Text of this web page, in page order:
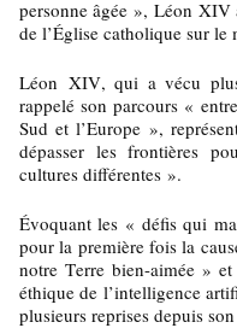
personne âgée », Léon
de l’Église catholique sur le
Léon XIV, qui a vécu
rappelé son parcours «
Sud et l’Europe »,
dépasser les frontières
cultures différentes ».
Évoquant les « défis qui
pour la première fois la
notre Terre bien-aimée »
éthique de l’intelligence
plusieurs reprises depuis